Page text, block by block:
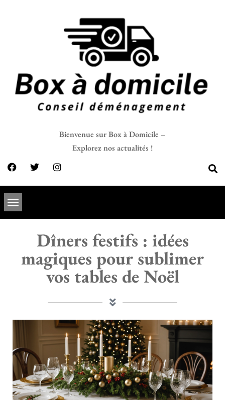
Bienvenue sur Box à Domicile –
Explorez nos actualités !
Dîners festifs : idées
magiques pour sublimer
vos tables de Noël